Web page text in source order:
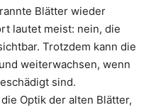
Blätter wieder
lautet meist: nein, die
Trotzdem kann die
weiterwachsen, wenn
sind.
Optik der alten Blätter,